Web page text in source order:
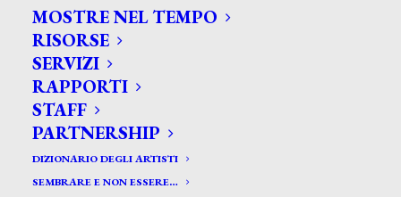
MOSTRE NEL TEMPO
RISORSE
SERVIZI
RAPPORTI
STAFF
PARTNERSHIP
DIZIONARIO DEGLI ARTISTI
SEMBRARE E NON ESSERE…
CERCA TRA GLI ARTISTI:
Search
for: